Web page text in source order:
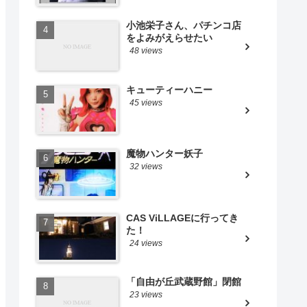
小池栄子さん、パチンコ店
をよみがえらせたい
48 views
キューティーハニー
45 views
魔物ハンター妖子
32 views
CAS ViLLAGEに行ってき
た！
24 views
「自由が丘武蔵野館」閉館
23 views